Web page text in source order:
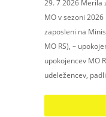
29. 7 2026 Merila
MO v sezoni
zaposleni na
MO RS), –
upokojencev MO
udeležencev,